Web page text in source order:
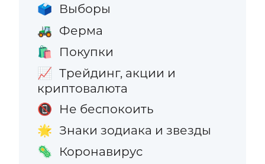
🗳️ Выборы
🚜 Ферма
🛍️ Покупки
📈 Трейдинг, акции и
криптовалюта
📵 Не беспокоить
🌟 Знаки зодиака и звезды
🦠 Коронавирус